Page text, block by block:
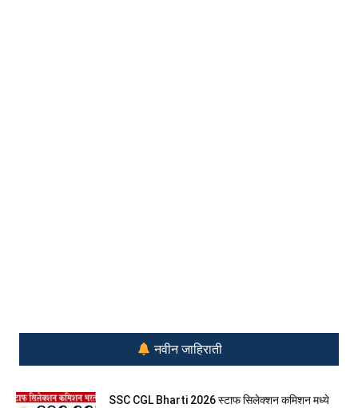
नवीन जाहिराती
SSC CGL Bharti 2026 स्टाफ सिलेक्शन कमिशन मध्ये